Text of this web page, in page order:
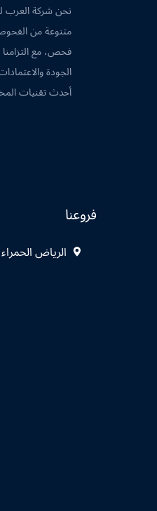
نحن شركة العرب
فحص، مع
الجودة
أحدث تقنيات
فروعنا
الرياض الحمراء